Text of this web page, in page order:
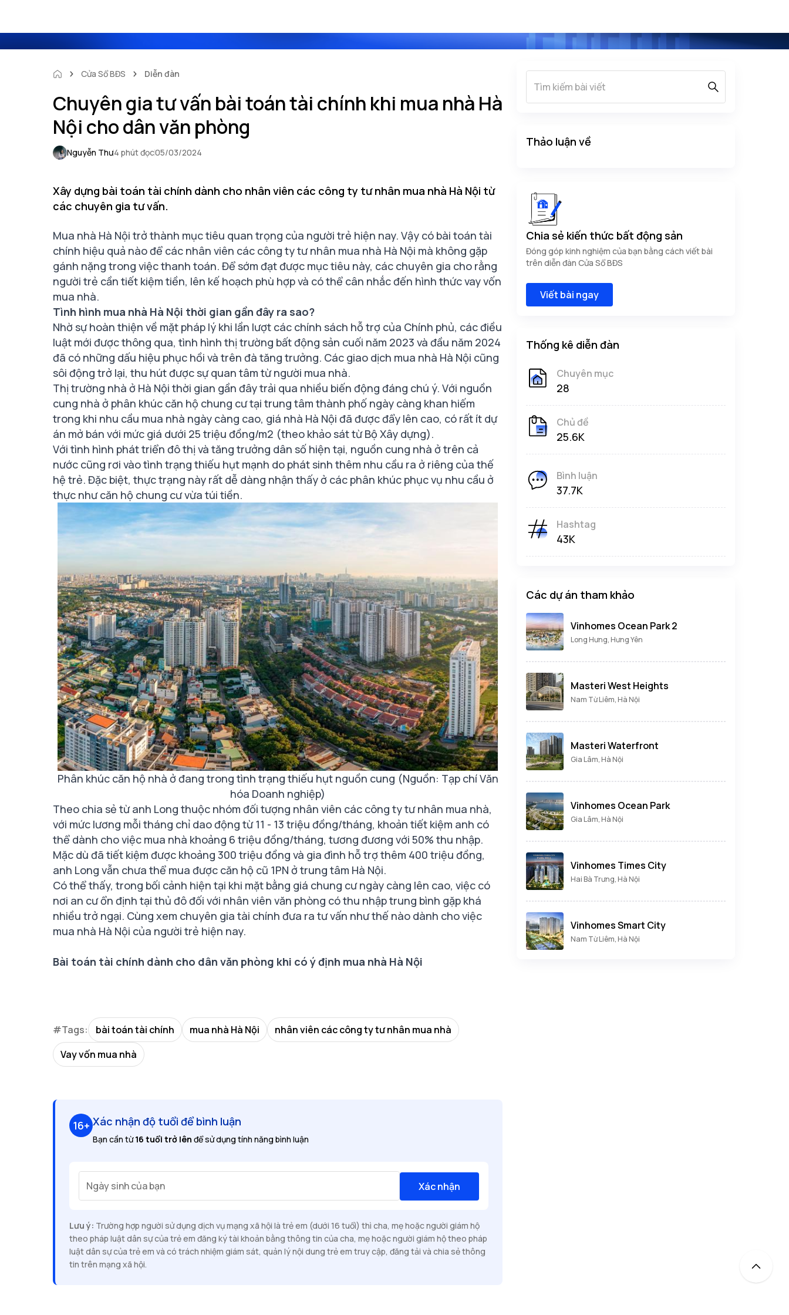
Cửa Sổ BĐS Diễn đàn
Chuyên gia tư vấn bài toán tài chính khi mua nhà Hà
Nội cho dân văn phòng
Nguyễn Thư4 phút đọc05/03/2024
Xây dựng bài toán tài chính dành cho nhân viên các công ty tư nhân mua nhà Hà Nội từ
các chuyên gia tư vấn.
Mua nhà Hà Nội trở thành mục tiêu quan trọng của người trẻ hiện nay. Vậy có bài toán tài
chính hiệu quả nào để các nhân viên các công ty tư nhân mua nhà Hà Nội mà không gặp
gánh nặng trong việc thanh toán. Để sớm đạt được mục tiêu này, các chuyên gia cho rằng
người trẻ cần tiết kiệm tiền, lên kế hoạch phù hợp và có thể cân nhắc đến hình thức vay vốn
mua nhà.
Tình hình mua nhà Hà Nội thời gian gần đây ra sao?
Nhờ sự hoàn thiện về mặt pháp lý khi lần lượt các chính sách hỗ trợ của Chính phủ, các điều
luật mới được thông qua, tình hình thị trường bất động sản cuối năm 2023 và đầu năm 2024
đã có những dấu hiệu phục hồi và trên đà tăng trưởng. Các giao dịch mua nhà Hà Nội cũng
sôi động trở lại, thu hút được sự quan tâm từ người mua nhà.
Thị trường nhà ở Hà Nội thời gian gần đây trải qua nhiều biến động đáng chú ý. Với nguồn
cung nhà ở phân khúc căn hộ chung cư tại trung tâm thành phố ngày càng khan hiếm
trong khi nhu cầu mua nhà ngày càng cao, giá nhà Hà Nội đã được đẩy lên cao, có rất ít dự
án mở bán với mức giá dưới 25 triệu đồng/m2 (theo khảo sát từ Bộ Xây dựng).
Với tình hình phát triển đô thị và tăng trưởng dân số hiện tại, nguồn cung nhà ở trên cả
nước cũng rơi vào tình trạng thiếu hụt mạnh do phát sinh thêm nhu cầu ra ở riêng của thế
hệ trẻ. Đặc biệt, thực trạng này rất dễ dàng nhận thấy ở các phân khúc phục vụ nhu cầu ở
thực như căn hộ chung cư vừa túi tiền.
Phân khúc căn hộ nhà ở đang trong tình trạng thiếu hụt nguồn cung (Nguồn: Tạp chí Văn
hóa Doanh nghiệp)
Theo chia sẻ từ anh Long thuộc nhóm đối tượng nhân viên các công ty tư nhân mua nhà,
với mức lương mỗi tháng chỉ dao động từ 11 - 13 triệu đồng/tháng, khoản tiết kiệm anh có
thể dành cho việc mua nhà khoảng 6 triệu đồng/tháng, tương đương với 50% thu nhập.
Mặc dù đã tiết kiệm được khoảng 300 triệu đồng và gia đình hỗ trợ thêm 400 triệu đồng,
anh Long vẫn chưa thể mua được căn hộ cũ 1PN ở trung tâm Hà Nội.
Có thể thấy, trong bối cảnh hiện tại khi mặt bằng giá chung cư ngày càng lên cao, việc có
nơi an cư ổn định tại thủ đô đối với nhân viên văn phòng có thu nhập trung bình gặp khá
nhiều trở ngại. Cùng xem chuyên gia tài chính đưa ra tư vấn như thế nào dành cho việc
mua nhà Hà Nội của người trẻ hiện nay.
Bài toán tài chính dành cho dân văn phòng khi có ý định mua nhà Hà Nội
#Tags: bài toán tài chính mua nhà Hà Nội
nhân viên các công ty tư nhân mua nhà
Vay vốn mua nhà
16+ Xác nhận độ tuổi để bình luận
Bạn cần từ16 tuổi trở lên để sử dụng tính năng bình luận
Ngày sinh của bạn Xác nhận
Lưu ý: Trường hợp người sử dụng dịch vụ mạng xã hội là trẻ em (dưới 16 tuổi) thì cha, mẹ hoặc người giám hộ
theo pháp luật dân sự của trẻ em đăng ký tài khoản bằng thông tin của cha, mẹ hoặc người giám hộ theo pháp
luật dân sự của trẻ em và có trách nhiệm giám sát, quản lý nội dung trẻ em truy cập, đăng tải và chia sẻ thông
tin trên mạng xã hội.
Thảo luận về
Chia sẻ kiến thức bất động sản
Đóng góp kinh nghiệm của bạn bằng cách viết bài
trên diễn đàn Cửa Sổ BĐS
Viết bài ngay
Thống kê diễn đàn
Chuyên mục
28
Chủ đề
25.6K
Bình luận
37.7K
Hashtag
43K
Các dự án tham khảo
Vinhomes Ocean Park 2
Long Hưng, Hưng Yên
Masteri West Heights
Nam Từ Liêm, Hà Nội
Masteri Waterfront
Gia Lâm, Hà Nội
Vinhomes Ocean Park
Gia Lâm, Hà Nội
Vinhomes Times City
Hai Bà Trưng, Hà Nội
Vinhomes Smart City
Nam Từ Liêm, Hà Nội